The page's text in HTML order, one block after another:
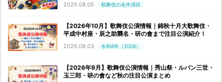
2026.08.05 歌舞伎の名作演目
【2026年10月】歌舞伎公演情報｜錦秋十月大歌舞伎・
平成中村座・辰之助襲名・研の會まで注目公演紹介！
2026.08.03 令和8年（2026）
【2026年9月】歌舞伎公演情報｜秀山祭・ルパン三世・
玉三郎・研の會など秋の注目公演まとめ